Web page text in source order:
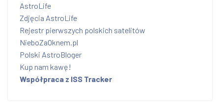
AstroLife
Zdjęcia AstroLife
Rejestr pierwszych polskich satelitów
NieboZaOknem.pl
Polski AstroBloger
Kup nam kawę!
Współpraca z ISS Tracker